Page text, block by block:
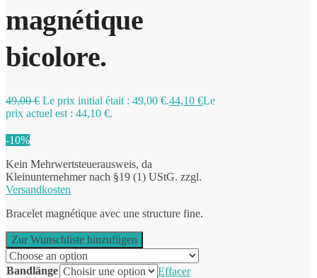
magnétique
bicolore.
49,00€ Le prix initial était : 49,00 €.44,10 €Le
prix actuel est : 44,10 €.
-10%
Kein Mehrwertsteuerausweis, da
Kleinunternehmer nach §19 (1) UStG. zzgl.
Versandkosten
Bracelet magnétique avec une structure fine.
Zur Wunschliste hinzufügen
Bandlänge
Effacer